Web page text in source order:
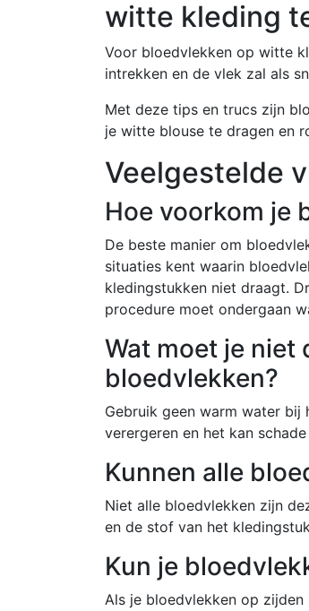
witte kleding
Voor bloedvlekken op witte
intrekken en de vlek zal als
Met deze tips en trucs zijn
je witte blouse te dragen en
Veelgestelde
Hoe voorkom je
De beste manier om
situaties kent waarin
kledingstukken niet draagt.
procedure moet ondergaan
Wat moet je niet
bloedvlekken?
Gebruik geen warm water bij
verergeren en het kan
Kunnen alle
Niet alle bloedvlekken zijn
en de stof van het
Kun je
Als je bloedvlekken op